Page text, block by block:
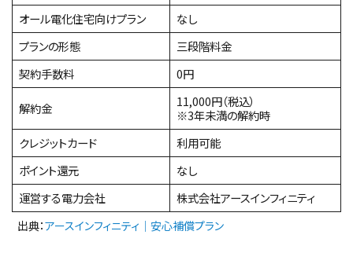
オール電化住宅向けプラン
なし
プランの形態
三段階料金
契約手数料
0円
解約金
11,000円（税込）
※3年未満の解約時
クレジットカード
利用可能
ポイント還元
なし
運営する電力会社
株式会社アースインフィニティ
出典：アースインフィニティ｜安心補償プラン